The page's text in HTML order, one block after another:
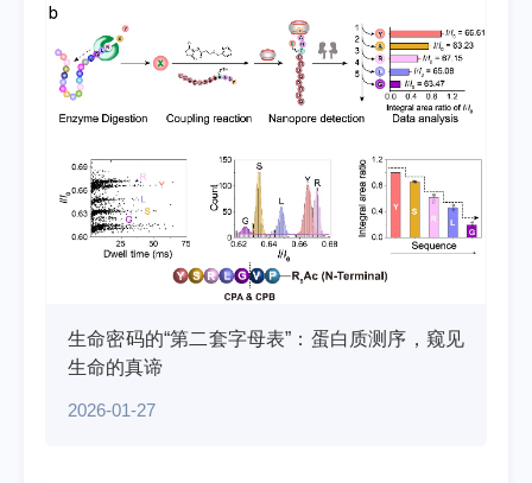
生命密码的“第二套字母表”：蛋白质测序，窥见
生命的真谛
2026-01-27